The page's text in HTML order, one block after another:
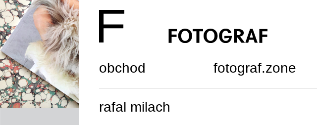
obchod fotograf.zone
rafal milach